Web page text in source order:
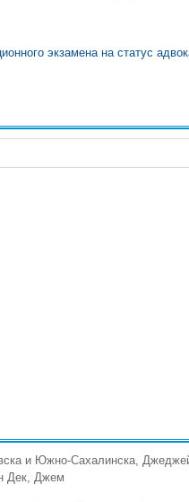
экзамена на статус
и Южно-Сахалинска,
Дек, Джем